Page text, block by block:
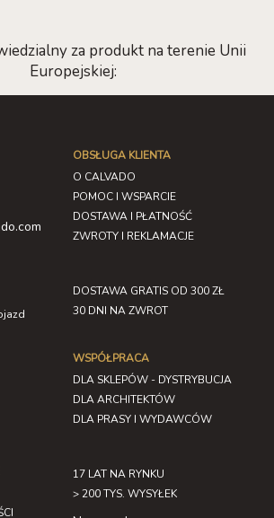
za produkt na terenie Unii
Europejskiej:
OBSŁUGA KLIENTA
O CALVADO
POMOC I WSPARCIE
DOSTAWA I PŁATNOŚĆ
ZWROTY I REKLAMACJE
DOSTAWA GRATIS OD 300 ZŁ
30 DNI NA ZWROT
WSPÓŁPRACA
DLA SKLEPÓW - DYSTRYBUCJA
DLA ARCHITEKTÓW
DLA PRASY I WYDAWCÓW
17 LAT NA RYNKU
> 200 TYS. WYSYŁEK